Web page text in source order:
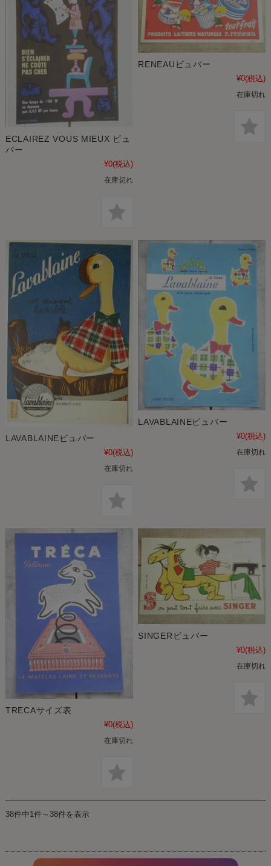
ECLAIREZ VOUS MIEUX ビュ
バー
¥0(税込)
在庫切れ
RENEAUビュバー
¥0(税込)
在庫切れ
LAVABLAINEビュバー
¥0(税込)
在庫切れ
LAVABLAINEビュバー
¥0(税込)
在庫切れ
TRECAサイズ表
¥0(税込)
在庫切れ
SINGERビュバー
¥0(税込)
在庫切れ
38件中1件～38件を表示